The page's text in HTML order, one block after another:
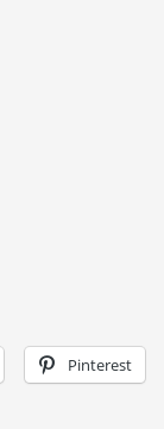
Pinterest